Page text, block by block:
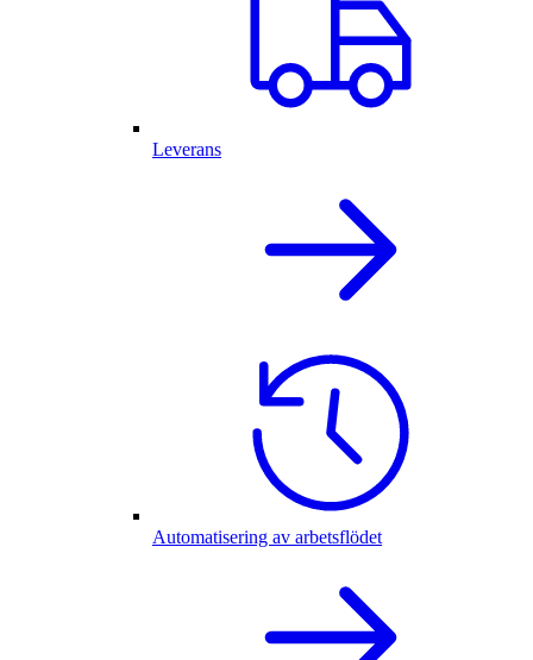
Leverans
Automatisering av arbetsflödet